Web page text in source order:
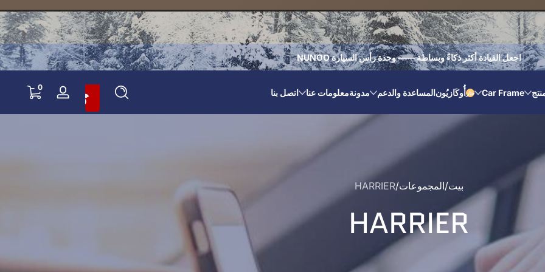
اجعل القيادة أكثر ذكاءً وبساطة —— وحدة رأس السيارة NUNOO أضف إلى سلة التسوق ووفر 10%
Car Frame حارأُوكَازيُونالمساعدة والدعم مدونةمعلومات عنا اتصل بنا
تسجيل
الدخول
00 items
بيت المجموعات HARRIER
HARRIER